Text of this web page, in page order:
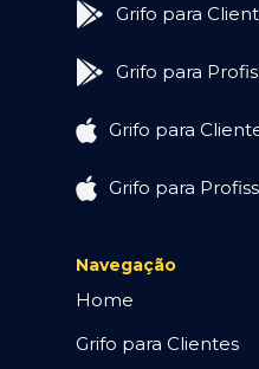
Grifo para
Grifo para
Grifo para
Grifo para
Navegação
Home
Grifo para Clientes